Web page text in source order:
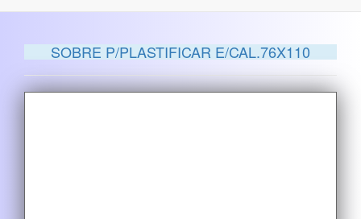
SOBRE P/PLASTIFICAR E/CAL.76X110